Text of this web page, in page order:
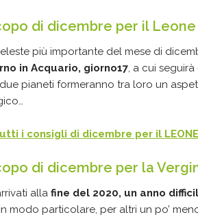
di dicembre per il Leone
più importante del mese di
in Acquario, giorno17, a cui
pianeti formeranno tra loro un
i consigli di dicembre per il LEONE
di dicembre per la
alla fine del 2020, un anno
modo particolare, per altri un po’